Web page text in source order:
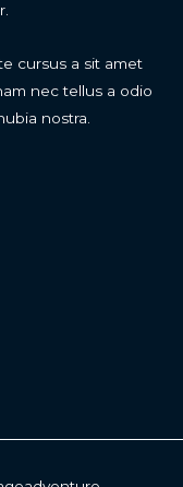
cursus a sit amet
nec tellus a odio
nostra.